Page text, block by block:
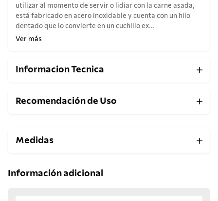
utilizar al momento de servir o lidiar con la carne asada,
está fabricado en acero inoxidable y cuenta con un hilo
dentado que lo convierte en un cuchillo ex...
Ver más
Informacion Tecnica
Recomendación de Uso
Medidas
Información adicional